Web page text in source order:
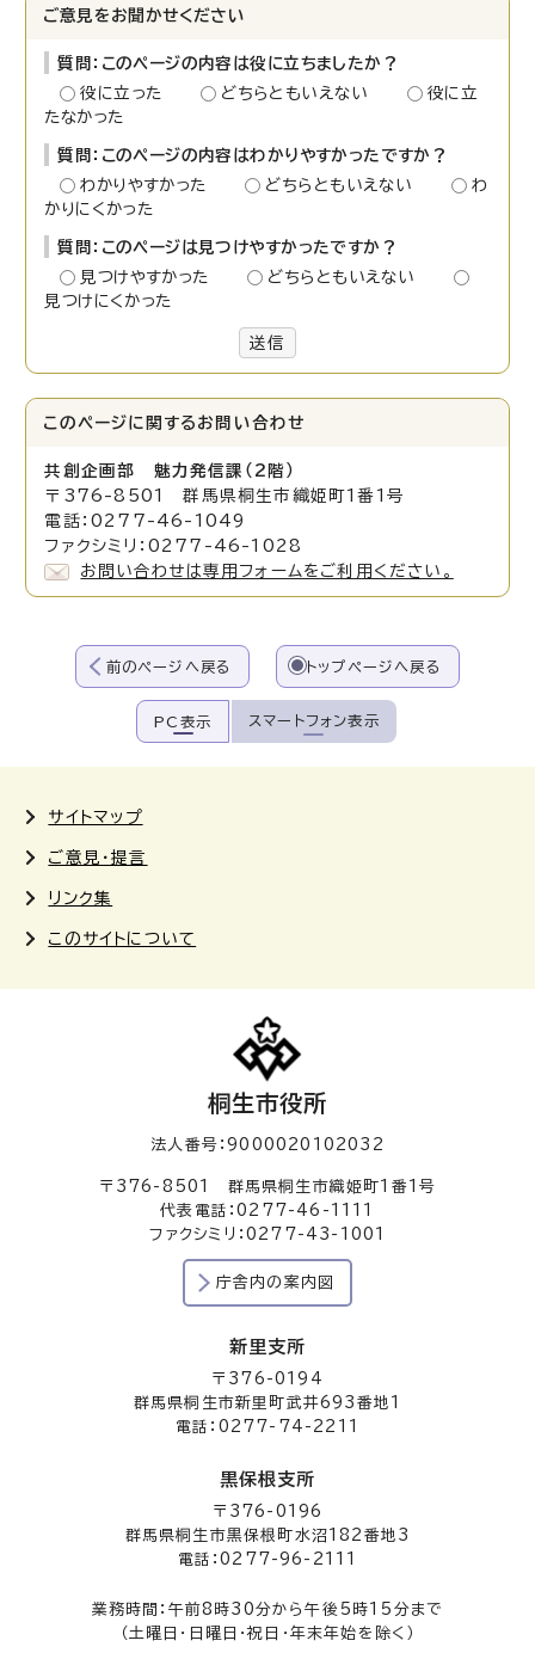
ご意見をお聞かせください
質問：このページの内容は役に立ちましたか？
役に立った
どちらともいえない
役に立
たなかった
質問：このページの内容はわかりやすかったですか？
わかりやすかった
どちらともいえない
わ
かりにくかった
質問：このページは見つけやすかったですか？
見つけやすかった
どちらともいえない
見つけにくかった
送信
このページに関する お問い合わせ
共創企画部 魅力発信課（2階）
〒376-8501 群馬県桐生市織姫町1番1号
電話：0277-46-1049
ファクシミリ：0277-46-1028
お問い合わせは専用フォームをご利用ください。
前のページへ戻る トップページへ戻る
PC表示 スマートフォン表示
サイトマップ
ご意見・提言
リンク集
このサイトについて
桐生市役所
法人番号：9000020102032
〒376-8501 群馬県桐生市織姫町1番1号
代表電話：0277-46-1111
ファクシミリ：0277-43-1001
庁舎内の案内図
新里支所
〒376-0194
群馬県桐生市新里町武井693番地1
電話：0277-74-2211
黒保根支所
〒376-0196
群馬県桐生市黒保根町水沼182番地3
電話：0277-96-2111
業務時間：午前8時30分から午後5時15分まで
（土曜日・日曜日・祝日・年末年始を除く）